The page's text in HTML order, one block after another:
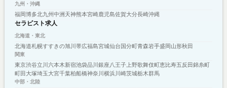
九州・沖縄
福岡博多北九州中洲 天神熊本宮崎鹿児島佐賀大分長崎沖縄
セラピスト求人
北海道・東北
北海道札幌すすきの旭川 帯広福島宮城仙台 国分町青森岩手盛岡山形秋田
関東
東京渋谷立川 六本木新宿池袋品川 銀座八王子上野歌舞伎町恵比寿五反田錦糸町
町田大塚埼玉大宮千葉柏船橋神奈川 横浜川崎茨城栃木群馬
中部・北陸